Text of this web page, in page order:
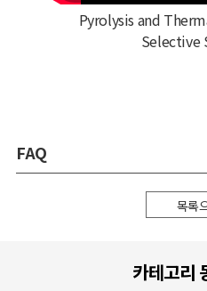
Pyrolysis and
Selective
FAQ
목록
카테고리